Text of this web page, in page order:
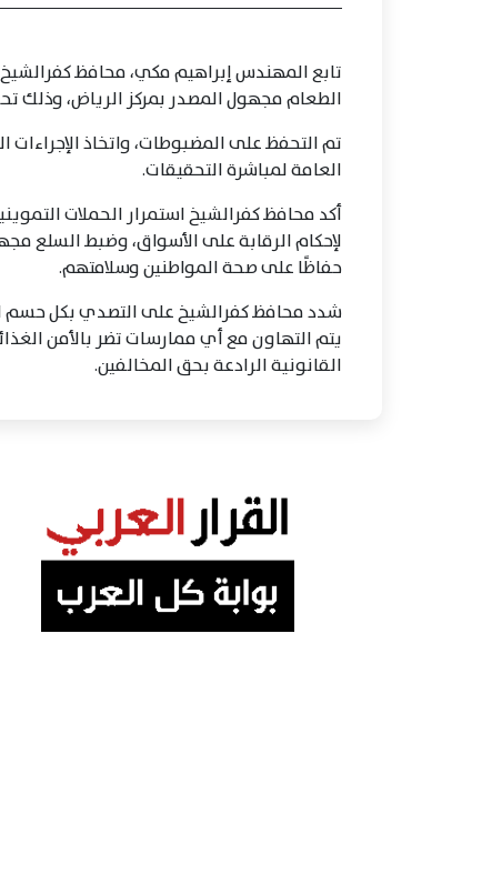
الطعام مجهول المصدر بمركز الرياض، وذلك
تم التحفظ على المضبوطات، واتخاذ الإجراءات
العامة لمباشرة التحقيقات.
أكد محافظ كفرالشيخ استمرار الحملات
لإحكام الرقابة على الأسواق، وضبط السلع
حفاظًا على صحة المواطنين وسلامتهم.
شدد محافظ كفرالشيخ على التصدي بكل حسم
يتم التهاون مع أي ممارسات تضر بالأمن
القانونية الرادعة بحق المخالفين.